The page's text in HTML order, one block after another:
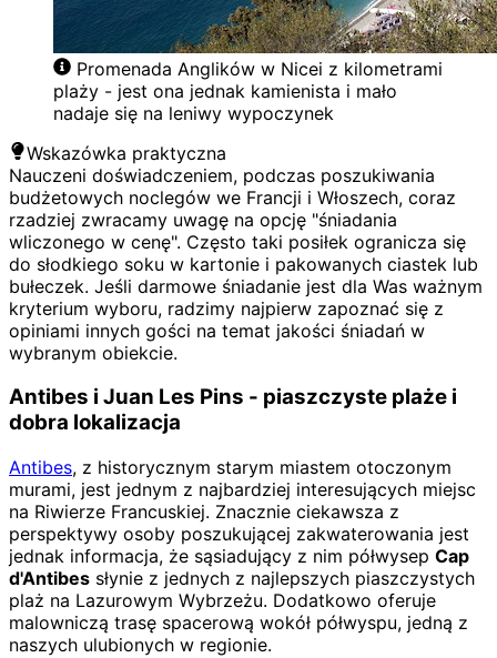
Promenada Anglików w Nicei z kilometrami
plaży - jest ona jednak kamienista i mało
nadaje się na leniwy wypoczynek
Wskazówka praktyczna
Nauczeni doświadczeniem, podczas poszukiwania
budżetowych noclegów we Francji i Włoszech, coraz
rzadziej zwracamy uwagę na opcję "śniadania
wliczonego w cenę". Często taki posiłek ogranicza się
do słodkiego soku w kartonie i pakowanych ciastek lub
bułeczek. Jeśli darmowe śniadanie jest dla Was ważnym
kryterium wyboru, radzimy najpierw zapoznać się z
opiniami innych gości na temat jakości śniadań w
wybranym obiekcie.
Antibes i Juan Les Pins - piaszczyste plaże i
dobra lokalizacja
Antibes, z historycznym starym miastem otoczonym
murami, jest jednym z najbardziej interesujących miejsc
na Riwierze Francuskiej. Znacznie ciekawsza z
perspektywy osoby poszukującej zakwaterowania jest
jednak informacja, że sąsiadujący z nim półwysep Cap
d'Antibes słynie z jednych z najlepszych piaszczystych
plaż na Lazurowym Wybrzeżu. Dodatkowo oferuje
malowniczą trasę spacerową wokół półwyspu, jedną z
naszych ulubionych w regionie.